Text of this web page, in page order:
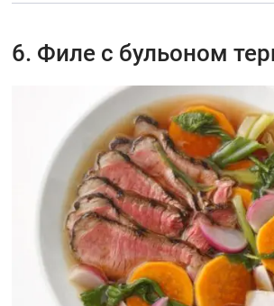
6. Филе с бульоном